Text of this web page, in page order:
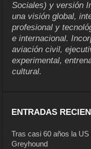
Sociales) y versión
una visión global,
profesional y
e internacional.
aviación civil,
experimental,
cultural.
ENTRADAS
Tras casi 60 años la
Greyhound